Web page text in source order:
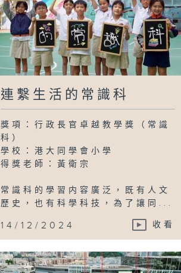
連繫生活的常識科
獎項：行政長官卓越教學獎（常識
科）
學校：港大同學會小學
得獎老師：黃衛宗
常識科的學習内容廣泛，既有人文
歷史，也有科學科技，為了讓同...
14/12/2024 收看